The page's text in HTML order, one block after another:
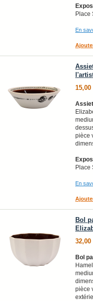
Place
En
15,00
pièce
Place
En
Bol
32,00
Bol
Hamel
pièce